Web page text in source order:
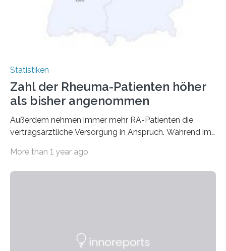
Statistiken
Zahl der Rheuma-Patienten höher
als bisher angenommen
Außerdem nehmen immer mehr RA-Patienten die
vertragsärztliche Versorgung in Anspruch. Während im
More than 1 year ago